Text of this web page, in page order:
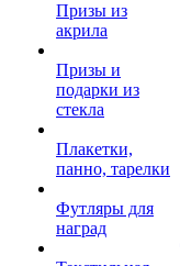
Призы из
акрила
Призы и
подарки из
стекла
Плакетки,
панно, тарелки
Футляры для
наград